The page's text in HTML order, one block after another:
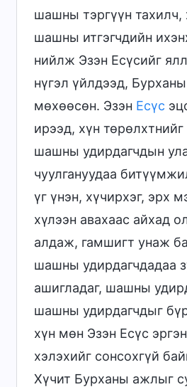
шашны тэргүүн тахилч,
шашны итгэгчдийн
нийлж Эзэн Есүсийг
нүгэл үйлдээд,
мөхөөсөн. Эзэн Есүс
ирээд, хүн
шашны удирдагчдын
чуулгануудаа
үг үнэн, хүчирхэг, эрх
хүлээн авахаас айхад
алдаж, гамшигт унаж
шашны удирдагчдадаа
ашигладаг, шашны
шашны удирдагчдыг
хүн мөн Эзэн Есүс
хэлэхийг сонсохгүй
Хүчит Бурханы ажлыг